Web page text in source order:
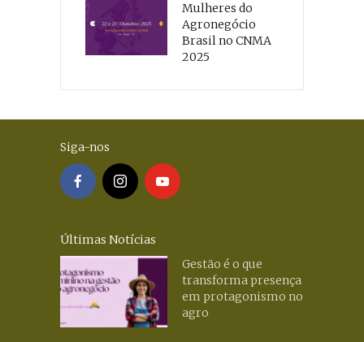
Mulheres do
Agronegócio
Brasil no CNMA
2025
Siga-nos
Últimas Notícias
Gestão é o que
transforma presença
em protagonismo no
agro